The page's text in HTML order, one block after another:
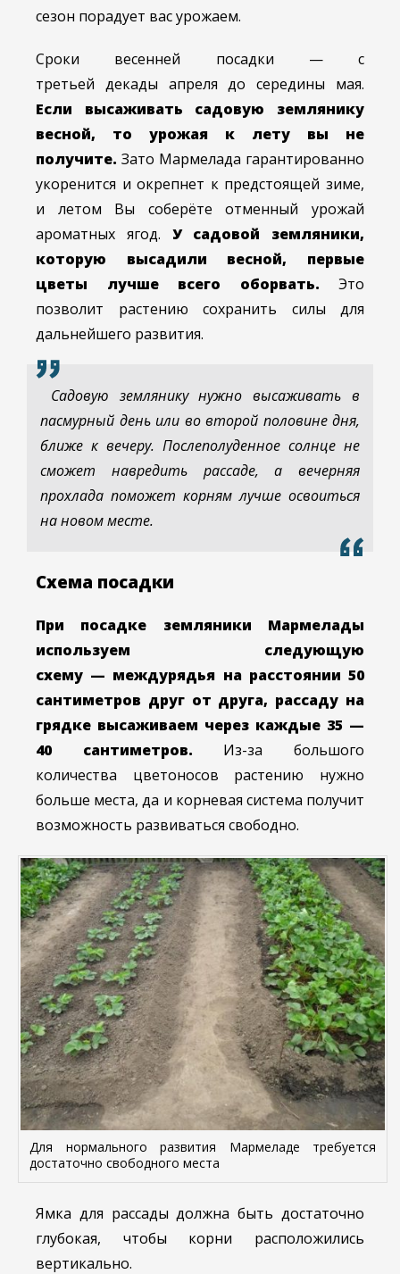
сезон порадует вас урожаем.
Сроки весенней посадки — с
третьей декады апреля до середины мая.
Если высаживать садовую землянику
весной, то урожая к лету вы не
получите. Зато Мармелада гарантированно
укоренится и окрепнет к предстоящей зиме,
и летом Вы соберёте отменный урожай
ароматных ягод. У садовой земляники,
которую высадили весной, первые
цветы лучше всего оборвать. Это
позволит растению сохранить силы для
дальнейшего развития.
Садовую землянику нужно высаживать в
пасмурный день или во второй половине дня,
ближе к вечеру. Послеполуденное солнце не
сможет навредить рассаде, а вечерняя
прохлада поможет корням лучше освоиться
на новом месте.
Схема посадки
При посадке земляники Мармелады
используем следующую
схему — междурядья на расстоянии 50
сантиметров друг от друга, рассаду на
грядке высаживаем через каждые 35 —
40 сантиметров. Из-за большого
количества цветоносов растению нужно
больше места, да и корневая система получит
возможность развиваться свободно.
Для нормального развития Мармеладе требуется
достаточно свободного места
Ямка для рассады должна быть достаточно
глубокая, чтобы корни расположились
вертикально.